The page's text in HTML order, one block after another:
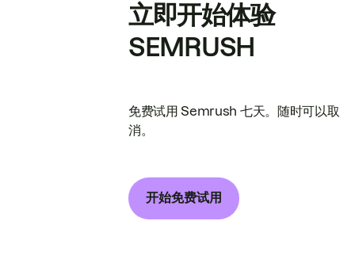
立即开始体验
SEMRUSH
免费试用 Semrush 七天。随时可以取
消。
开始免费试用